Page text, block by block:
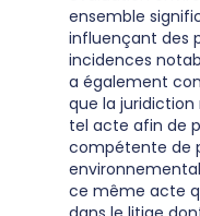
ensemble
influençant des
incidences
a également
que la
tel acte afin de
compétente de
ce même acte